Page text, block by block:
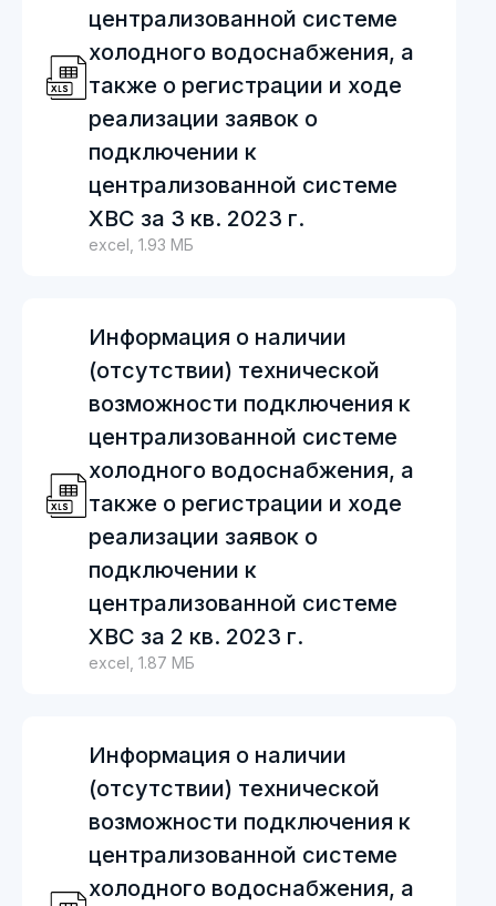
централизованной системе
холодного водоснабжения, а
также о регистрации и ходе
реализации заявок о
подключении к
централизованной системе
ХВС за 3 кв. 2023 г.
excel, 1.93 МБ
Информация о наличии
(отсутствии) технической
возможности подключения к
централизованной системе
холодного водоснабжения, а
также о регистрации и ходе
реализации заявок о
подключении к
централизованной системе
ХВС за 2 кв. 2023 г.
excel, 1.87 МБ
Информация о наличии
(отсутствии) технической
возможности подключения к
централизованной системе
холодного водоснабжения, а